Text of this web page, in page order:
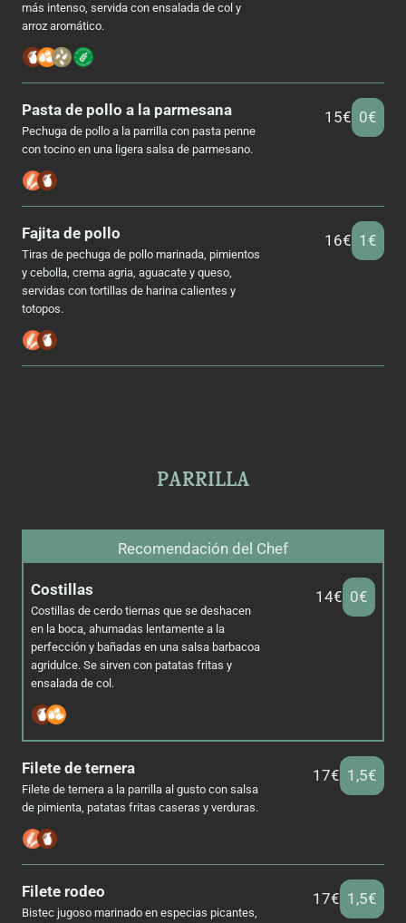
más intenso, servida con ensalada de col y
arroz aromático.
Pasta de pollo a la parmesana
Pechuga de pollo a la parrilla con pasta penne
con tocino en una ligera salsa de parmesano.
15€ 0€
Fajita de pollo
Tiras de pechuga de pollo marinada, pimientos
y cebolla, crema agria, aguacate y queso,
servidas con tortillas de harina calientes y
totopos.
16€ 1€
PARRILLA
Recomendación del Chef
Costillas
Costillas de cerdo tiernas que se deshacen
en la boca, ahumadas lentamente a la
perfección y bañadas en una salsa barbacoa
agridulce. Se sirven con patatas fritas y
ensalada de col.
14€ 0€
Filete de ternera
Filete de ternera a la parrilla al gusto con salsa
de pimienta, patatas fritas caseras y verduras.
17€ 1,5€
Filete rodeo
Bistec jugoso marinado en especias picantes,
17€ 1,5€